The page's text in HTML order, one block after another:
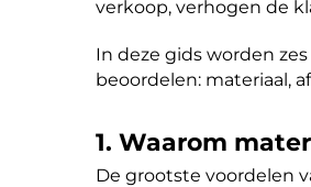
verkoop, verhogen de
In deze gids worden
beoordelen: materiaal,
1. Waarom
De grootste voordelen